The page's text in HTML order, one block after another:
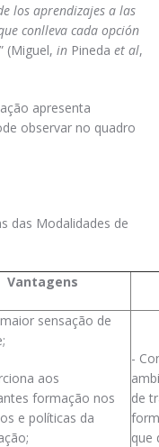
los aprendizajes a las
conlleva cada opción
(Miguel, in Pineda et al,
apresenta
observar no quadro
das Modalidades de
Vantagens
sensação de
aos
formação nos
e políticas da
-
de
que